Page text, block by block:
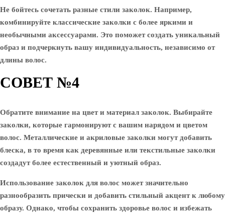
Не бойтесь сочетать разные стили заколок. Например,
комбинируйте классические заколки с более яркими и
необычными аксессуарами. Это поможет создать уникальный
образ и подчеркнуть вашу индивидуальность, независимо от
длины волос.
СОВЕТ №4
Обратите внимание на цвет и материал заколок. Выбирайте
заколки, которые гармонируют с вашим нарядом и цветом
волос. Металлические и акриловые заколки могут добавить
блеска, в то время как деревянные или текстильные заколки
создадут более естественный и уютный образ.
Использование заколок для волос может значительно
разнообразить прически и добавить стильный акцент к любому
образу. Однако, чтобы сохранить здоровье волос и избежать